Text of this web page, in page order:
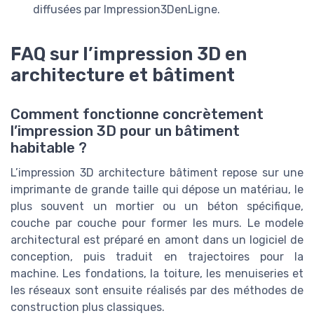
diffusées par Impression3DenLigne.
FAQ sur l’impression 3D en
architecture et bâtiment
Comment fonctionne concrètement
l’impression 3D pour un bâtiment
habitable ?
L’impression 3D architecture bâtiment repose sur une
imprimante de grande taille qui dépose un matériau, le
plus souvent un mortier ou un béton spécifique,
couche par couche pour former les murs. Le modele
architectural est préparé en amont dans un logiciel de
conception, puis traduit en trajectoires pour la
machine. Les fondations, la toiture, les menuiseries et
les réseaux sont ensuite réalisés par des méthodes de
construction plus classiques.